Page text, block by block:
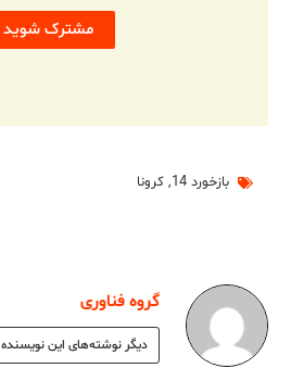
مشترک شوید
بازخورد 14 , کرونا
گروه فناوری
دیگر نوشته‌های این نویسنده